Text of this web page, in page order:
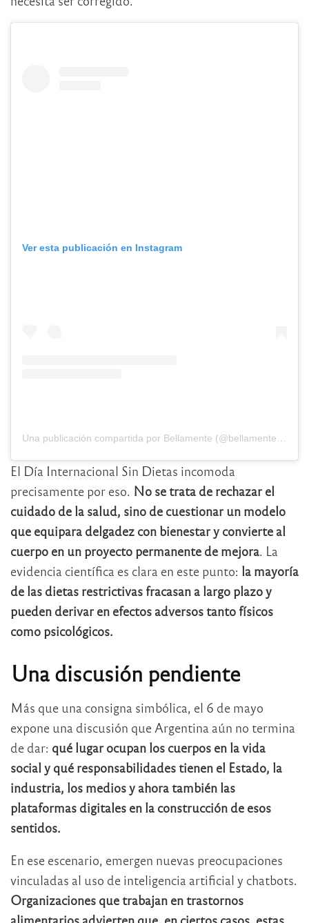
Ver esta publicación en Instagram
Una publicación compartida por Bellamente (@bellamenteorg)
El Día Internacional Sin Dietas incomoda
precisamente por eso. No se trata de rechazar el
cuidado de la salud, sino de cuestionar un modelo
que equipara delgadez con bienestar y convierte al
cuerpo en un proyecto permanente de mejora. La
evidencia científica es clara en este punto: la mayoría
de las dietas restrictivas fracasan a largo plazo y
pueden derivar en efectos adversos tanto físicos
como psicológicos.
Una discusión pendiente
Más que una consigna simbólica, el 6 de mayo
expone una discusión que Argentina aún no termina
de dar: qué lugar ocupan los cuerpos en la vida
social y qué responsabilidades tienen el Estado, la
industria, los medios y ahora también las
plataformas digitales en la construcción de esos
sentidos.
En ese escenario, emergen nuevas preocupaciones
vinculadas al uso de inteligencia artificial y chatbots.
Organizaciones que trabajan en trastornos